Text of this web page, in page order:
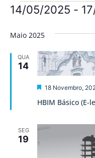
14/05/2025 -
data.
Maio 2025
QUA
14
HBIM Básico (E-
Destaque
18 Novembro,
SEG
19